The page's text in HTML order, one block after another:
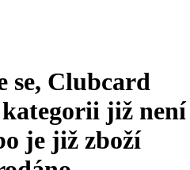
se, Clubcard
již není
je již zboží